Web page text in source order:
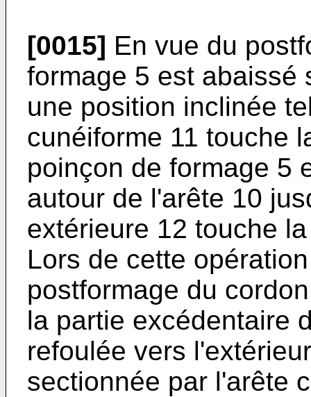
[0015] En vue du
formage 5 est abaissé
une position inclinée
cunéiforme 11 touche
poinçon de formage 5
autour de l'arête 10
extérieure 12 touche
Lors de cette
postformage du
la partie excédentaire
refoulée vers
sectionnée par l'arête